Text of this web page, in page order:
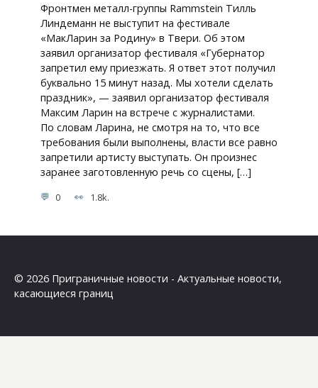
Фронтмен металл-группы Rammstein Тилль
Линдеманн не выступит на фестивале
«МакЛарин за Родину» в Твери. Об этом
заявил организатор фестиваля «Губернатор
запретил ему приезжать. Я ответ этот получил
буквально 15 минут назад. Мы хотели сделать
праздник», — заявил организатор фестиваля
Максим Ларин на встрече с журналистами.
По словам Ларина, не смотря на то, что все
требования были выполнены, власти все равно
запретили артисту выступать. Он произнес
заранее заготовленную речь со сцены, […]
0 1.8k.
© 2026 Приграничные новости - Актуальные новости,
касающиеся границ